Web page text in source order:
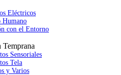
Eléctricos
Humano
con el Entorno
Sensoriales
Tela
y Varios